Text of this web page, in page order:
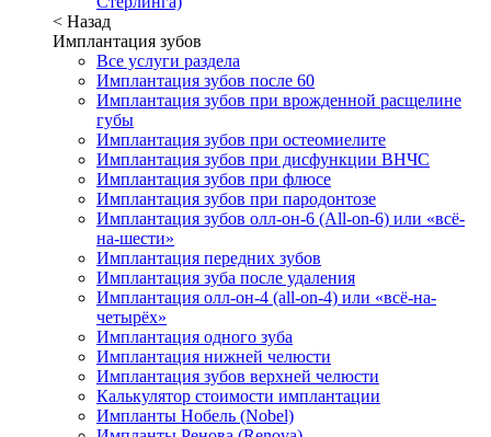
< Назад
Имплантация зубов
Все услуги раздела
Имплантация зубов после 60
Имплантация зубов при врожденной расщелине
губы
Имплантация зубов при остеомиелите
Имплантация зубов при дисфункции ВНЧС
Имплантация зубов при флюсе
Имплантация зубов при пародонтозе
Имплантация зубов олл-он-6 (All-on-6) или «всё-
на-шести»
Имплантация передних зубов
Имплантация зуба после удаления
Имплантация олл-он-4 (all-on-4) или «всё-на-
четырёх»
Имплантация одного зуба
Имплантация нижней челюсти
Имплантация зубов верхней челюсти
Калькулятор стоимости имплантации
Импланты Нобель (Nobel)